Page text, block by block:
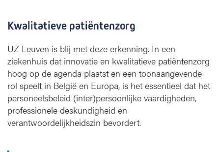
Kwalitatieve patiëntenzorg
UZ Leuven is blij met deze erkenning. In een
ziekenhuis dat innovatie en kwalitatieve patiëntenzorg
hoog op de agenda plaatst en een toonaangevende
rol speelt in België en Europa, is het essentieel dat het
personeelsbeleid (inter)persoonlijke vaardigheden,
professionele deskundigheid en
verantwoordelijkheidszin bevordert.